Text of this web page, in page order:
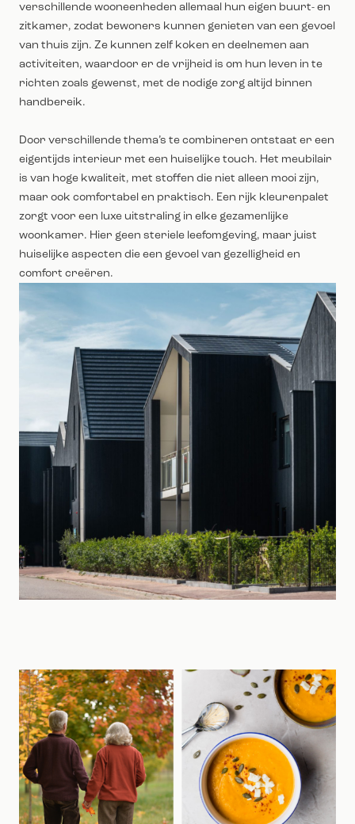
verschillende wooneenheden allemaal hun eigen buurt- en
zitkamer, zodat bewoners kunnen genieten van een gevoel
van thuis zijn. Ze kunnen zelf koken en deelnemen aan
activiteiten, waardoor er de vrijheid is om hun leven in te
richten zoals gewenst, met de nodige zorg altijd binnen
handbereik.
Door verschillende thema’s te combineren ontstaat er een
eigentijds interieur met een huiselijke touch. Het meubilair
is van hoge kwaliteit, met stoffen die niet alleen mooi zijn,
maar ook comfortabel en praktisch. Een rijk kleurenpalet
zorgt voor een luxe uitstraling in elke gezamenlijke
woonkamer. Hier geen steriele leefomgeving, maar juist
huiselijke aspecten die een gevoel van gezelligheid en
comfort creëren.